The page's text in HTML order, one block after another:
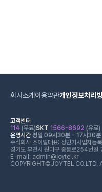
회사소개이용약관개인정보처리
고객센터
114 (무료)SKT 1566-8692 (유료)
운영시간평일 09시30분 - 17시30분
주식회사 조이텔대표: 정민기 사업자
경기도 부천시 원미구 중동로254번
E-mail: admin@joytel.kr
COPYRIGHT©JOYTEL CO.LTD.